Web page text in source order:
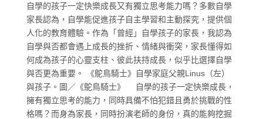
自學的孩子一定快樂成長又有獨立思考能力嗎？多數自學
家長認為，自學能促進孩子自主學習和主動探究，提供個
人化的教育體驗。作為「曾經」自學孩子的家長，我認為
自學與否都會遇上成長的挫折、情緒與衝突，家長懂得如
何成為孩子的心靈支柱、彼此扶持成長，似乎比選擇自學
與否更為重要。 《鴕鳥騎士》自學家庭父親Linus（左）
與孩子。圖／《鴕鳥騎士》 自學的孩子一定快樂成長，
擁有獨立思考的能力，同時具備不怕犯錯且勇於挑戰的性
格嗎？而身為家長，同時扮演老師的身份，真的能夠挖掘